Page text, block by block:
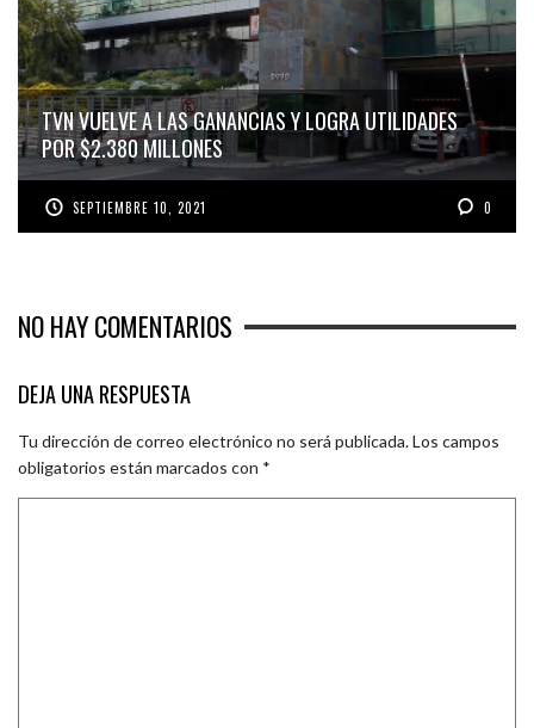
TVN VUELVE A LAS GANANCIAS Y LOGRA UTILIDADES
POR $2.380 MILLONES
SEPTIEMBRE 10, 2021 0
NO HAY COMENTARIOS
DEJA UNA RESPUESTA
Tu dirección de correo electrónico no será publicada.Los campos
obligatorios están marcados con *